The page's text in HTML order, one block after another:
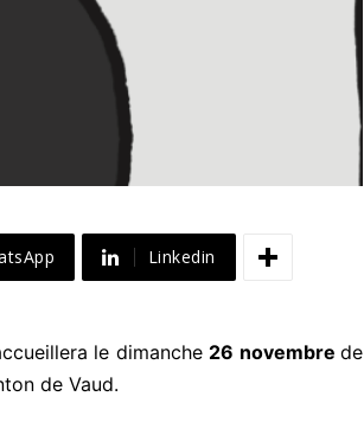
Linkedin
le dimanche 26 novembrede
de Vaud.